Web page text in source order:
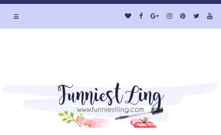
≡
Welcome to Funniest Ling's Personal Blog. A Blog about